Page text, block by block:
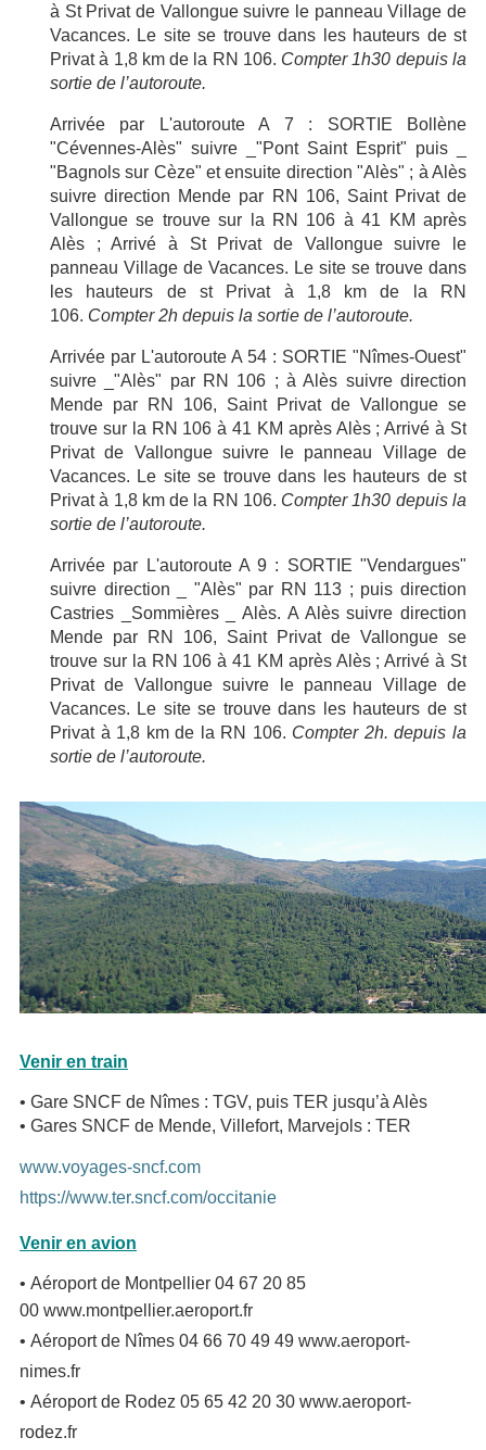
à St Privat de Vallongue suivre le panneau Village de
Vacances. Le site se trouve dans les hauteurs de st
Privat à 1,8 km de la RN 106. Compter 1h30 depuis la
sortie de l’autoroute.
Arrivée par L'autoroute A 7 : SORTIE Bollène
"Cévennes-Alès" suivre _"Pont Saint Esprit" puis _
"Bagnols sur Cèze" et ensuite direction "Alès" ; à Alès
suivre direction Mende par RN 106, Saint Privat de
Vallongue se trouve sur la RN 106 à 41 KM après
Alès ; Arrivé à St Privat de Vallongue suivre le
panneau Village de Vacances. Le site se trouve dans
les hauteurs de st Privat à 1,8 km de la RN
106. Compter 2h depuis la sortie de l’autoroute.
Arrivée par L'autoroute A 54 : SORTIE "Nîmes-Ouest"
suivre _"Alès" par RN 106 ; à Alès suivre direction
Mende par RN 106, Saint Privat de Vallongue se
trouve sur la RN 106 à 41 KM après Alès ; Arrivé à St
Privat de Vallongue suivre le panneau Village de
Vacances. Le site se trouve dans les hauteurs de st
Privat à 1,8 km de la RN 106. Compter 1h30 depuis la
sortie de l’autoroute.
Arrivée par L'autoroute A 9 : SORTIE "Vendargues"
suivre direction _ "Alès" par RN 113 ; puis direction
Castries _Sommières _ Alès. A Alès suivre direction
Mende par RN 106, Saint Privat de Vallongue se
trouve sur la RN 106 à 41 KM après Alès ; Arrivé à St
Privat de Vallongue suivre le panneau Village de
Vacances. Le site se trouve dans les hauteurs de st
Privat à 1,8 km de la RN 106. Compter 2h. depuis la
sortie de l’autoroute.
Venir en train
• Gare SNCF de Nîmes : TGV, puis TER jusqu’à Alès
• Gares SNCF de Mende, Villefort, Marvejols : TER
www.voyages-sncf.com
https://www.ter.sncf.com/occitanie
Venir en avion
• Aéroport de Montpellier 04 67 20 85
00 www.montpellier.aeroport.fr
• Aéroport de Nîmes 04 66 70 49 49 www.aeroport-
nimes.fr
• Aéroport de Rodez 05 65 42 20 30 www.aeroport-
rodez.fr